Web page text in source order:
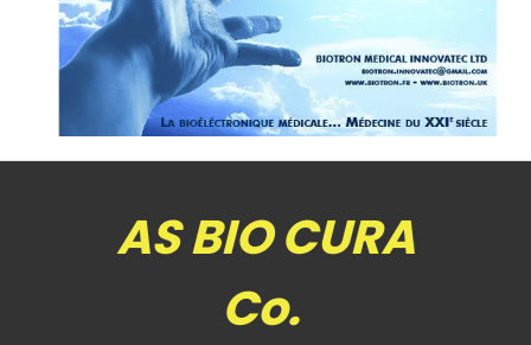
AS BIO CURA
Co.